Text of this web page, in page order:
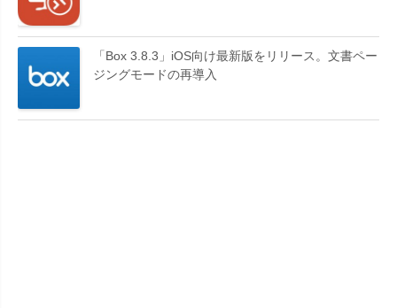
「Box 3.8.3」iOS向け最新版をリリース。文書ペー
ジングモードの再導入